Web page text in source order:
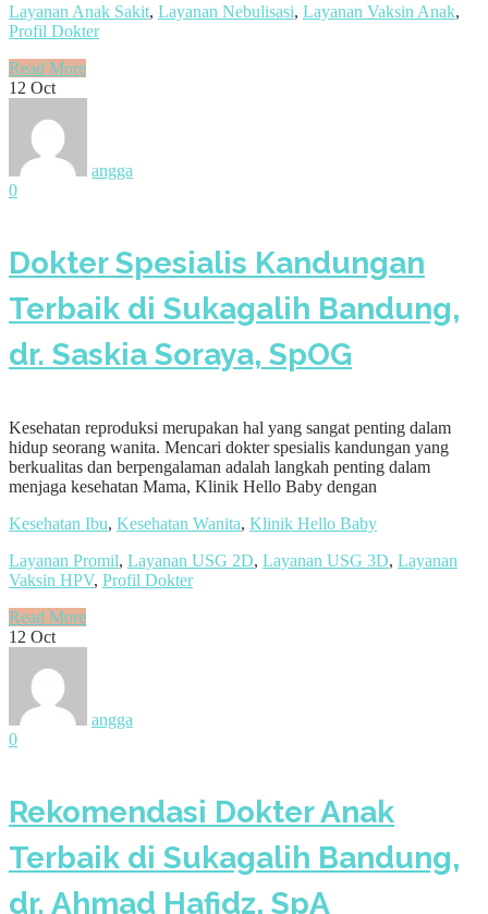
Layanan Anak Sakit, Layanan Nebulisasi, Layanan Vaksin Anak,
Profil Dokter
Read More
12 Oct
angga
0
Dokter Spesialis Kandungan
Terbaik di Sukagalih Bandung,
dr. Saskia Soraya, SpOG
Kesehatan reproduksi merupakan hal yang sangat penting dalam
hidup seorang wanita. Mencari dokter spesialis kandungan yang
berkualitas dan berpengalaman adalah langkah penting dalam
menjaga kesehatan Mama, Klinik Hello Baby dengan
Kesehatan Ibu, Kesehatan Wanita, Klinik Hello Baby
Layanan Promil, Layanan USG 2D, Layanan USG 3D, Layanan
Vaksin HPV, Profil Dokter
Read More
12 Oct
angga
0
Rekomendasi Dokter Anak
Terbaik di Sukagalih Bandung,
dr. Ahmad Hafidz, SpA